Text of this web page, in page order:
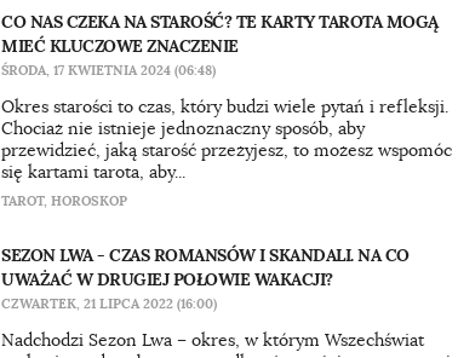
CO NAS CZEKA NA STAROŚĆ? TE KARTY TAROTA MOGĄ
MIEĆ KLUCZOWE ZNACZENIE
ŚRODA, 17 KWIETNIA 2024 (06:48)
Okres starości to czas, który budzi wiele pytań i refleksji.
Chociaż nie istnieje jednoznaczny sposób, aby
przewidzieć, jaką starość przeżyjesz, to możesz wspomóc
się kartami tarota, aby...
TAROT, HOROSKOP
SEZON LWA - CZAS ROMANSÓW I SKANDALI. NA CO
UWAŻAĆ W DRUGIEJ POŁOWIE WAKACJI?
CZWARTEK, 21 LIPCA 2022 (16:00)
Nadchodzi Sezon Lwa – okres, w którym Wszechświat